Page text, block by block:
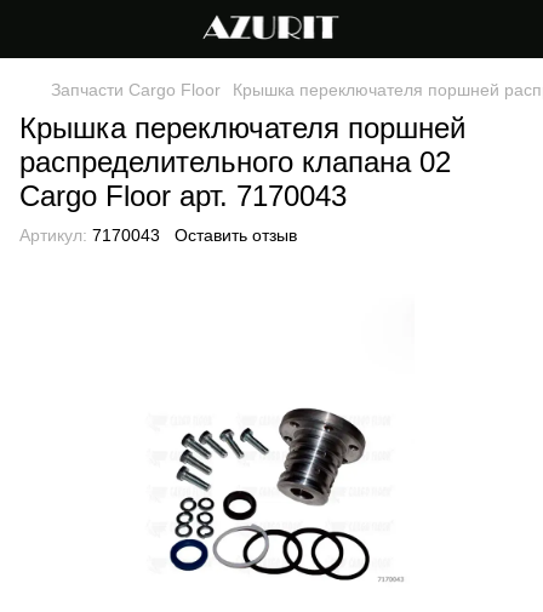
Запчасти Cargo Floor Крышка переключателя поршней
Крышка переключателя поршней
распределительного клапана 02
Cargo Floor арт. 7170043
Артикул: 7170043 Оставить отзыв